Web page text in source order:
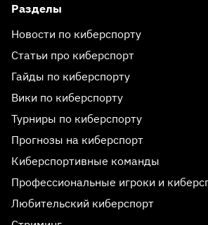
Разделы
Новости по киберспорту
Статьи про киберспорт
Гайды по киберспорту
Вики по киберспорту
Турниры по киберспорту
Прогнозы на киберспорт
Киберспортивные команды
Профессиональные игроки и
Любительский киберспорт